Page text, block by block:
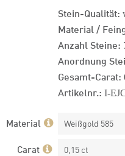
Stein-Qualität:
Material /
Anzahl Steine:
Anordnung
Gesamt-Carat:
Artikelnr.: I-
Material Weißgold 585
Carat 0,15 ct